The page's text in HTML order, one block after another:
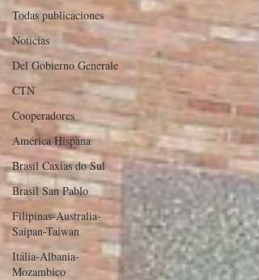
Todas publicaciones
Noticias
Del Gobierno Generale
CTN
Cooperadores
América Hispana
Brasil Caxias do Sul
Brasil San Pablo
Filipinas-Australia-
Saipan-Taiwan
Itália-Albania-
Mozambico